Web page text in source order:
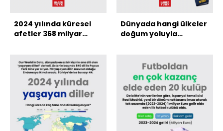
2024 yılında küresel
afetler 368 milyar
Dünyada hangi ülkeler
doğum yoluyla